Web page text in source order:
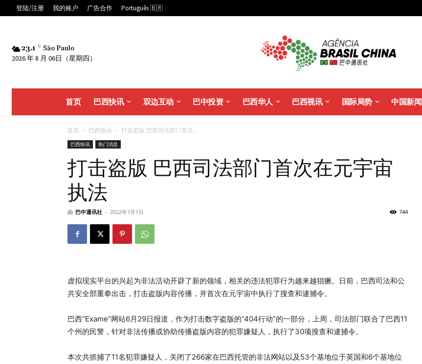
登陆/注册 我的账户 广告合作 Português 🇧🇷
23.1 C São Paulo
2026 年 8 月 06日（星期四）
首页 巴西快讯 双边互动 巴中投资 巴西华人 巴西视讯 国际局势 中国新闻
首页 巴西快讯 打击盗版 巴西司法部门首次...
巴西快讯 热门消息
打击盗版 巴西司法部门首次在元宇宙
执法
由 巴中通讯社 - 2022年7月1日 744
虚拟现实平台的兴起为非法活动开辟了新的领域，相关的违法犯罪行为越来越猖獗。日前，巴西司法和公
共安全部重拳出击，打击盗版内容传播，并首次在元宇宙中执行了搜查和逮捕令。
巴西“Exame”网站6月29日报道，作为打击数字盗版的“404行动”的一部分，上周，司法部门联合了巴西11
个州的民警，针对非法传播或协助传播盗版内容的犯罪嫌疑人，执行了30项搜查和逮捕令。
本次共抓捕了11名犯罪嫌疑人，关闭了266家在巴西托管的非法网站以及53个基地位于英国和6个基地位